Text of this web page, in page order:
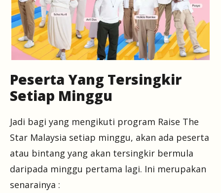
Peserta Yang Tersingkir
Setiap Minggu
Jadi bagi yang mengikuti program Raise The
Star Malaysia setiap minggu, akan ada peserta
atau bintang yang akan tersingkir bermula
daripada minggu pertama lagi. Ini merupakan
senarainya :